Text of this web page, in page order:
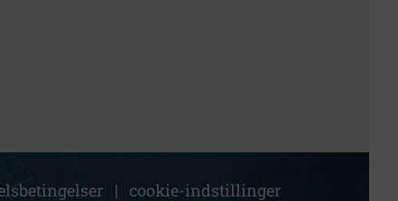
| cookie-indstillinger